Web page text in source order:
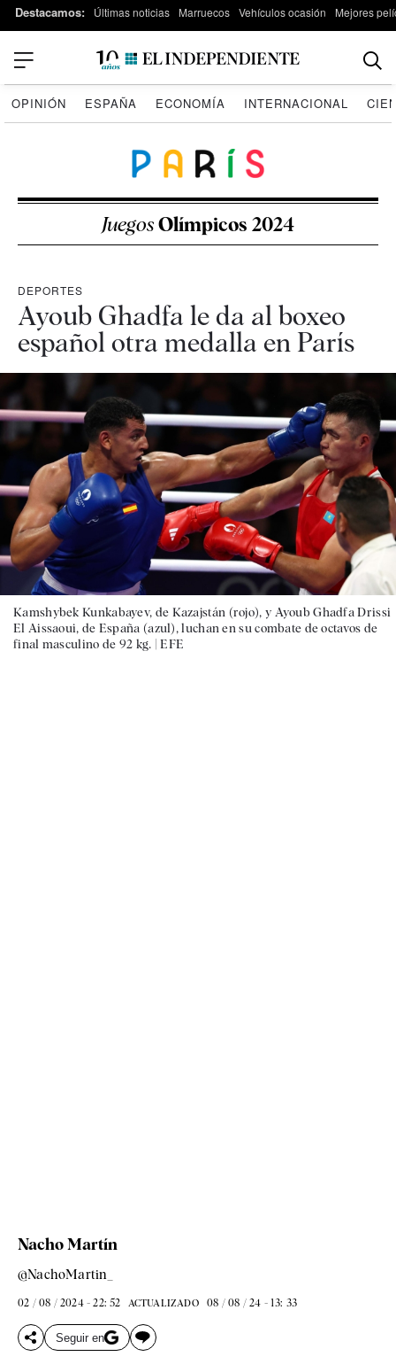
Destacamos: Últimas noticias Marruecos Vehículos ocasión Mejores
OPINIÓN ESPAÑA ECONOMÍA INTERNACIONAL
JuegosOlímpicos 2024
DEPORTES
Ayoub Ghadfa le da al boxeo
español otra medalla en París
Kamshybek Kunkabayev, de Kazajstán (rojo), y Ayoub Ghadfa Drissi
El Aissaoui, de España (azul), luchan en su combate de octavos de
final masculino de 92 kg. |EFE
Nacho Martín
@NachoMartin_
02 / 08 / 2024 - 22: 52 ACTUALIZADO 08 / 08 / 24 - 13: 33
Seguir en